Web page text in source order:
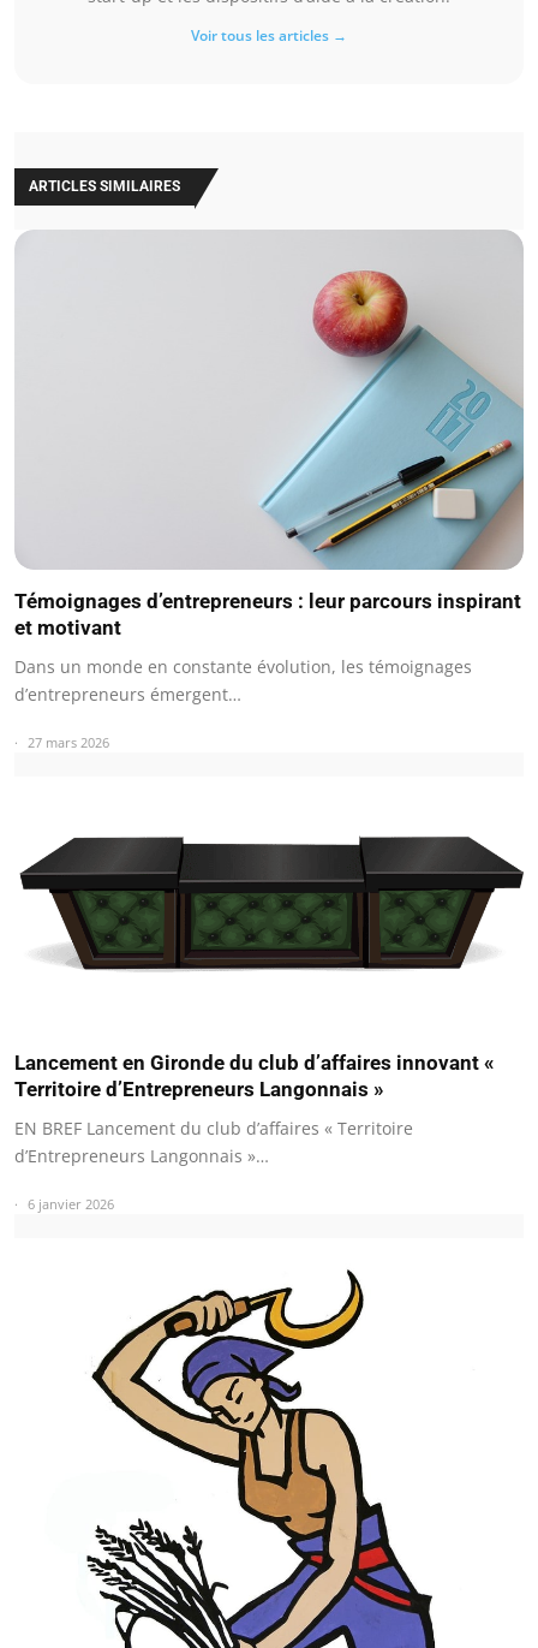
Voir tous les articles →
ARTICLES SIMILAIRES
Témoignages d’entrepreneurs : leur parcours inspirant
et motivant
Dans un monde en constante évolution, les témoignages
d’entrepreneurs émergent…
27 mars 2026
Lancement en Gironde du club d’affaires innovant «
Territoire d’Entrepreneurs Langonnais »
EN BREF Lancement du club d’affaires « Territoire
d’Entrepreneurs Langonnais »…
6 janvier 2026